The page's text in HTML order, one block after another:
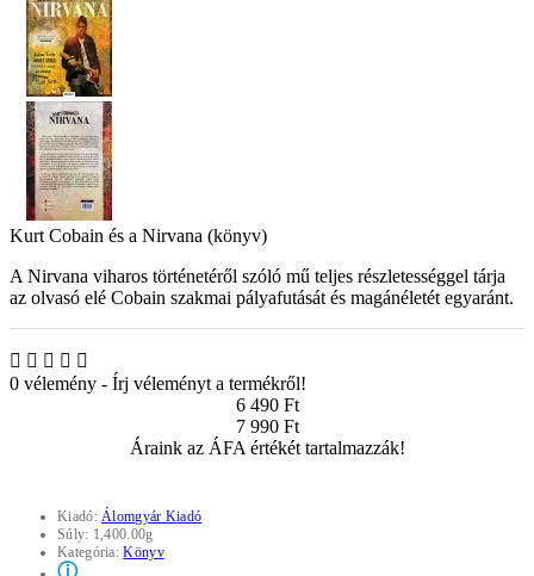
Kurt Cobain és a Nirvana (könyv)
A Nirvana viharos történetéről szóló mű teljes részletességgel tárja
az olvasó elé Cobain szakmai pályafutását és magánéletét egyaránt.
0 vélemény - Írj véleményt a termékről!
6 490 Ft
7 990 Ft
Áraink az ÁFA értékét tartalmazzák!
Kiadó:Álomgyár Kiadó
Súly: 1,400.00g
Kategória:Könyv